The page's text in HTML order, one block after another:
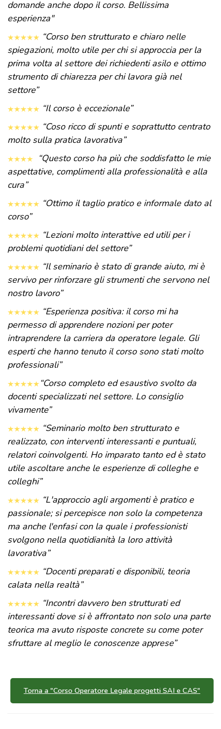
domande anche dopo il corso. Bellissima
esperienza"
“Corso ben strutturato e chiaro nelle
spiegazioni, molto utile per chi si approccia per la
prima volta al settore dei richiedenti asilo e ottimo
strumento di chiarezza per chi lavora già nel
settore”
“Il corso è eccezionale”
“Coso ricco di spunti e soprattutto centrato
molto sulla pratica lavorativa”
“Questo corso ha più che soddisfatto le mie
aspettative, complimenti alla professionalità e alla
cura”
“Ottimo il taglio pratico e informale dato al
corso”
“Lezioni molto interattive ed utili per i
problemi quotidiani del settore”
“Il seminario è stato di grande aiuto, mi è
servivo per rinforzare gli strumenti che servono nel
nostro lavoro”
“Esperienza positiva: il corso mi ha
permesso di apprendere nozioni per poter
intraprendere la carriera da operatore legale. Gli
esperti che hanno tenuto il corso sono stati molto
professionali”
“Corso completo ed esaustivo svolto da
docenti specializzati nel settore. Lo consiglio
vivamente”
“Seminario molto ben strutturato e
realizzato, con interventi interessanti e puntuali,
relatori coinvolgenti. Ho imparato tanto ed è stato
utile ascoltare anche le esperienze di colleghe e
colleghi”
“L'approccio agli argomenti è pratico e
passionale; si percepisce non solo la competenza
ma anche l'enfasi con la quale i professionisti
svolgono nella quotidianità la loro attività
lavorativa”
“Docenti preparati e disponibili, teoria
calata nella realtà”
“Incontri davvero ben strutturati ed
interessanti dove si è affrontato non solo una parte
teorica ma avuto risposte concrete su come poter
sfruttare al meglio le conoscenze apprese”
Torna a "Corso Operatore Legale progetti SAI e CAS"